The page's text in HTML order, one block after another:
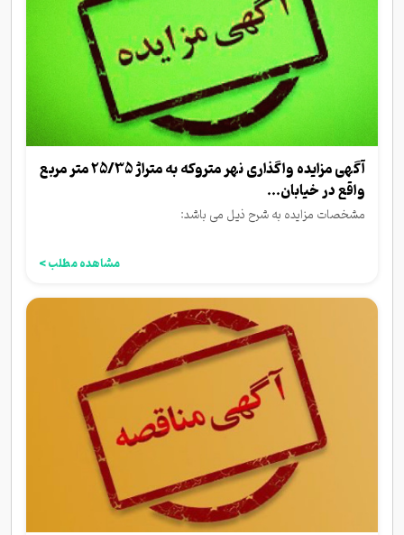
آگهی مزایده واگذاری نهر متروکه به متراژ 25/35 متر مربع
واقع در خیابان...
مشخصات مزایده به شرح ذیل می باشد:
مشاهده مطلب >